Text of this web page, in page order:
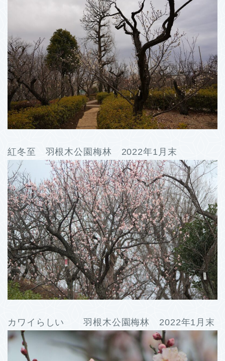
紅冬至 羽根木公園梅林 2022年1月末
カワイらしい 羽根木公園梅林 2022年1月末